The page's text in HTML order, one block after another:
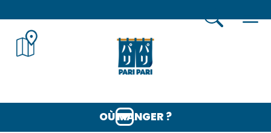
Skip
OÙ MANGER ?